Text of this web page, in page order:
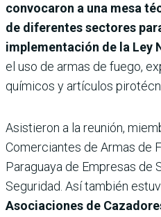
convocaron a una mesa
de diferentes sectores
implementación de la Ley
el uso de armas de fuego,
químicos y artículos
Asistieron a la reunión,
Comerciantes de Armas de
Paraguaya de Empresas de
Seguridad. Así también
Asociaciones de